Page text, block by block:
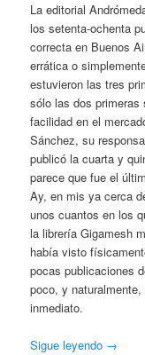
La editorial
los setenta-ochenta
correcta en Buenos
errática o
estuvieron las tres
sólo las dos primeras
facilidad en el
Sánchez, su
publicó la cuarta y
parece que fue el
Ay, en mis ya cerca
unos cuantos en los
la librería Gigamesh
había visto
pocas publicaciones
poco, y
inmediato.
Sigue leyendo →